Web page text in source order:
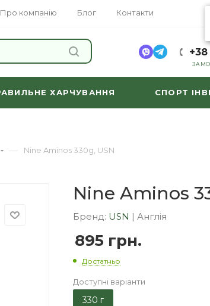
Про компанію Блог Контакти
ХАРЧУВАННЯ СПОРТ
— Nine Aminos 330g, USN
Nine Aminos
Бренд: USN | Англія
895 грн.
Достатньо
Доступні варіанти
330 г